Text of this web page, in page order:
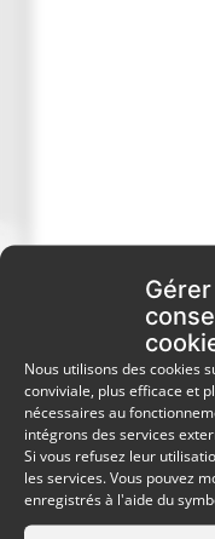
Nous utilisons des cookies
conviviale, plus efficace et
nécessaires au
intégrons des services
Si vous refusez leur
les services. Vous pouvez
enregistrés à l'aide du